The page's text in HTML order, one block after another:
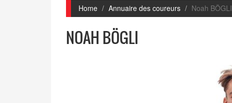
Home Annuaire des coureurs Noah BÖGLI
NOAH BÖGLI